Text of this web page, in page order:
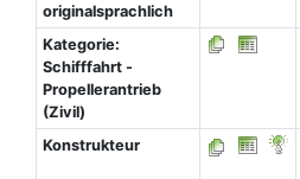
originalsprachlich
Kategorie:
Schifffahrt -
Propellerantrieb
(Zivil)
Konstrukteur